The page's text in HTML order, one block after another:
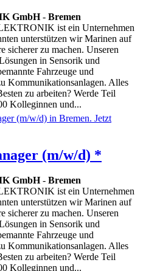
GmbH- Bremen
ist ein Unternehmen
unterstützen wir Marinen auf
sicherer zu machen. Unseren
in Sensorik und
Fahrzeuge und
Kommunikationsanlagen. Alles
zu arbeiten? Werde Teil
Kolleginnen und...
(m/w/d) *
GmbH- Bremen
ist ein Unternehmen
unterstützen wir Marinen auf
sicherer zu machen. Unseren
in Sensorik und
Fahrzeuge und
Kommunikationsanlagen. Alles
zu arbeiten? Werde Teil
Kolleginnen und...